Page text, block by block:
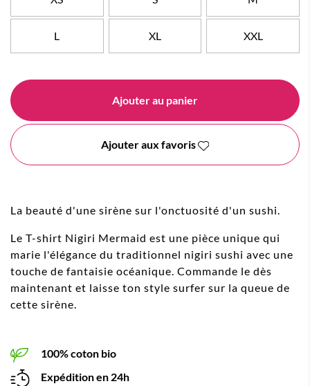
L XL XXL
Ajouter au panier
Ajouter aux favoris
La beauté d'une sirène sur l'onctuosité d'un sushi.
Le T-shirt Nigiri Mermaid est une pièce unique qui
marie l'élégance du traditionnel nigiri sushi avec une
touche de fantaisie océanique. Commande le dès
maintenant et laisse ton style surfer sur la queue de
cette sirène.
100% coton bio
Expédition en 24h